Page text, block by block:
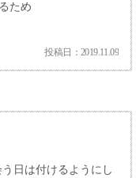
ため
投稿日：2019.11.09
日は付けるようにし